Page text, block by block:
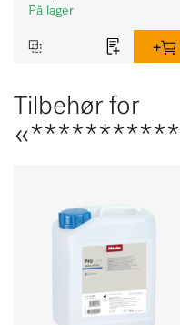
På lager
Tilbehør for